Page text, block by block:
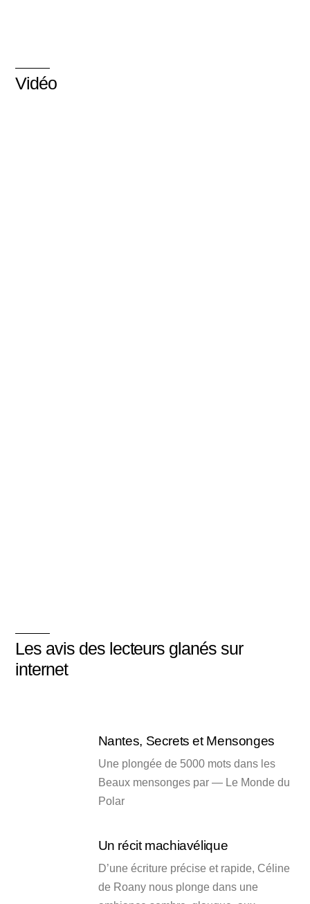
Vidéo
Les avis des lecteurs glanés sur
internet
Nantes, Secrets et Mensonges
Une plongée de 5000 mots dans les
Beaux mensonges par — Le Monde du
Polar
Un récit machiavélique
D’une écriture précise et rapide, Céline
de Roany nous plonge dans une